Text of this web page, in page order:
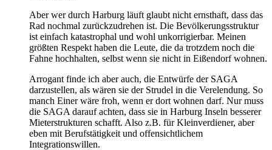
Aber wer durch Harburg läuft glaubt nicht ernsthaft, dass das
Rad nochmal zurückzudrehen ist. Die Bevölkerungsstruktur
ist einfach katastrophal und wohl unkorrigierbar. Meinen
größten Respekt haben die Leute, die da trotzdem noch die
Fahne hochhalten, selbst wenn sie nicht in Eißendorf wohnen.
Arrogant finde ich aber auch, die Entwürfe der SAGA
darzustellen, als wären sie der Strudel in die Verelendung. So
manch Einer wäre froh, wenn er dort wohnen darf. Nur muss
die SAGA darauf achten, dass sie in Harburg Inseln besserer
Mieterstrukturen schafft. Also z.B. für Kleinverdiener, aber
eben mit Berufstätigkeit und offensichtlichem
Integrationswillen.